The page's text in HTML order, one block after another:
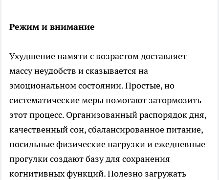
Режим и внимание
Ухудшение памяти с возрастом доставляет
массу неудобств и сказывается на
эмоциональном состоянии. Простые, но
систематические меры помогают затормозить
этот процесс. Организованный распорядок дня,
качественный сон, сбалансированное питание,
посильные физические нагрузки и ежедневные
прогулки создают базу для сохранения
когнитивных функций. Полезно загружать